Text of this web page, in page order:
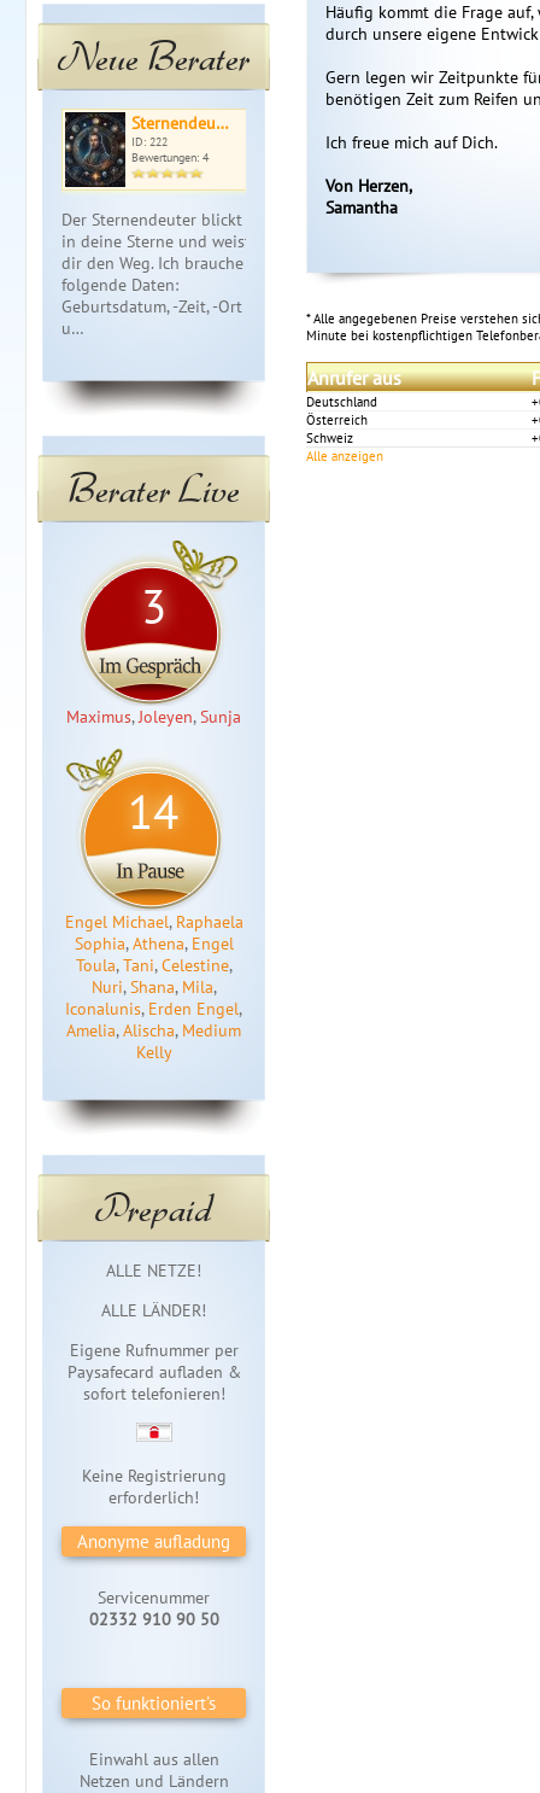
Neue Berater
Sternendeu…
ID: 222
Bewertungen: 4
Der Sternendeuter blickt
in deine Sterne und weist
dir den Weg. Ich brauche
folgende Daten:
Geburtsdatum, -Zeit, -Ort
u…
ID: 027
I´m your life Guide -
KLARHEIT und RUHE? Ich
innere Blockaden zu f…
Berater Live
3
Maximus,Joleyen,Sunja
14
Engel Michael, Raphaela
Sophia,Athena, Engel
Toula,Tani,Celestine,
Nuri,Shana, Mila,
Iconalunis, Erden Engel,
Amelia,Alischa, Medium
Kelly
Prepaid
Sofortzugang
ALLE NETZE!
ALLE LÄNDER!
Eigene Rufnummer per
Paysafecard aufladen &
sofort telefonieren!
Keine Registrierung
erforderlich!
Anonyme aufladung
Servicenummer
02332 910 90 50
So funktioniert's
Einwahl aus allen
Netzen und Ländern
Häufig kommt die Frage
durch unsere eigene
Gern legen wir Zeitpunkte
benötigen Zeit zum Reifen
Ich freue mich auf Dich.
Von Herzen,
Samantha
* Alle angegebenen Preise verstehen
Minute bei kostenpflichtigen
Anrufer aus
Deutschland
Österreich
Schweiz
Alle anzeigen